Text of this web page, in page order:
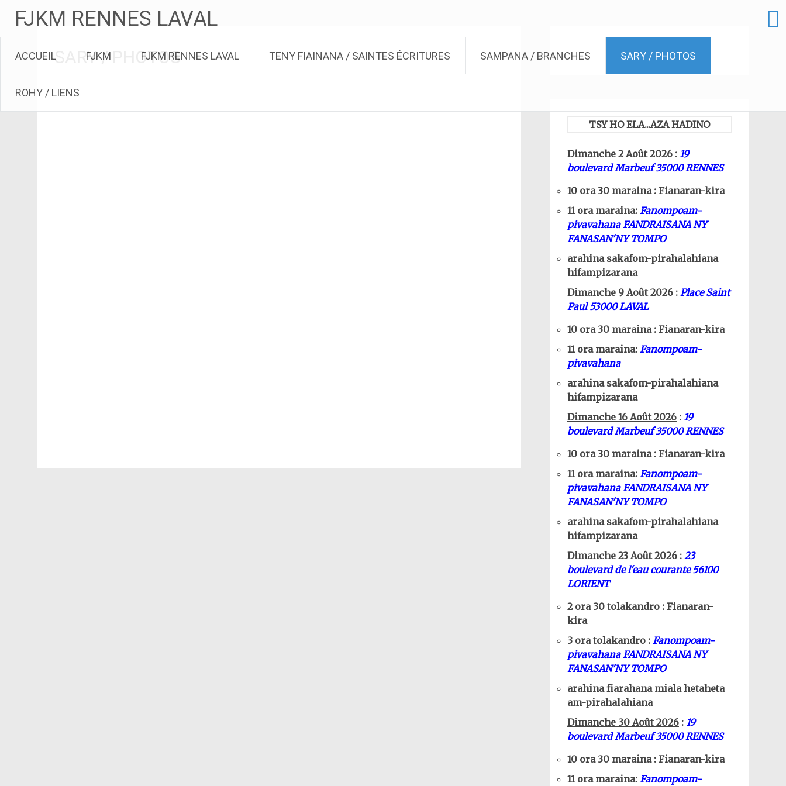
FJKM RENNES LAVAL
au
ACCUEIL FJKM FJKM RENNES LAVAL TENY FIAINANA / SAINTES ÉCRITURES SAMPANA / BRANCHES SARY / PHOTOS
ROHY / LIENS
SARY / PHOTOS
TSY HO ELA...AZA HADINO
Dimanche 2 Août 2026: 19
boulevard Marbeuf 35000 RENNES
10 ora 30 maraina : Fianaran-kira
11 ora maraina: Fanompoam-
pivavahana FANDRAISANA NY
FANASAN'NY TOMPO
arahina sakafom-pirahalahiana
hifampizarana
Dimanche 9 Août 2026: Place Saint
Paul 53000 LAVAL
10 ora 30 maraina : Fianaran-kira
11 ora maraina: Fanompoam-
pivavahana
arahina sakafom-pirahalahiana
hifampizarana
Dimanche 16 Août 2026: 19
boulevard Marbeuf 35000 RENNES
10 ora 30 maraina : Fianaran-kira
11 ora maraina: Fanompoam-
pivavahana FANDRAISANA NY
FANASAN'NY TOMPO
arahina sakafom-pirahalahiana
hifampizarana
Dimanche 23 Août 2026: 23
boulevard de l'eau courante 56100
LORIENT
2 ora 30 tolakandro : Fianaran-
kira
3 ora tolakandro : Fanompoam-
pivavahana FANDRAISANA NY
FANASAN'NY TOMPO
arahina fiarahana miala hetaheta
am-pirahalahiana
Dimanche 30 Août 2026: 19
boulevard Marbeuf 35000 RENNES
10 ora 30 maraina : Fianaran-kira
11 ora maraina: Fanompoam-